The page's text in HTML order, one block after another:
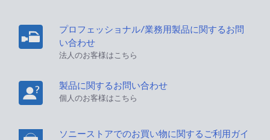
プロフェッショナル/業務用製品に関するお問
い合わせ
法人のお客様はこちら
製品に関するお問い合わせ
個人のお客様はこちら
ソニーストアでのお買い物に関するご利用ガイ